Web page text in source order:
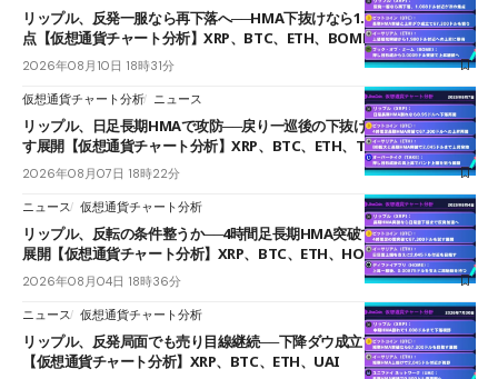
リップル、反発一服なら再下落へ──HMA下抜けなら1.008ドルが次の焦
点【仮想通貨チャート分析】XRP、BTC、ETH、BOME
2026年08月10日 18時31分
仮想通貨チャート分析 ニュース
リップル、日足長期HMAで攻防──戻り一巡後の下抜けで0.95ドルを試
す展開【仮想通貨チャート分析】XRP、BTC、ETH、TAKE
2026年08月07日 18時22分
ニュース 仮想通貨チャート分析
リップル、反転の条件整うか──4時間足長期HMA突破で雲下端を目指す
展開【仮想通貨チャート分析】XRP、BTC、ETH、HOME
2026年08月04日 18時36分
ニュース 仮想通貨チャート分析
リップル、反発局面でも売り目線継続──下降ダウ成立で下値追う展開
【仮想通貨チャート分析】XRP、BTC、ETH、UAI